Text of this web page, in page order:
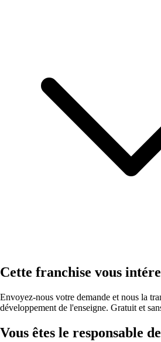
Cette franchise vous
Envoyez-nous votre demande et nous la
développement de l'enseigne. Gratuit et
Vous êtes le responsable